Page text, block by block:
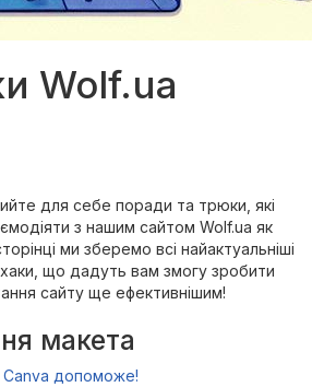
Wolf.ua
для себе поради та трюки, які
з нашим сайтом Wolf.ua як
ми зберемо всі найактуальніші
що дадуть вам змогу зробити
сайту ще ефективнішим!
макета
допоможе!